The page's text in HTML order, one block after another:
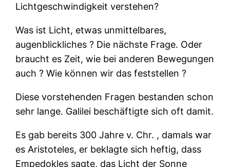
Lichtgeschwindigkeit verstehen?
Was ist Licht, etwas unmittelbares,
augenblickliches ? Die nächste Frage. Oder
braucht es Zeit, wie bei anderen Bewegungen
auch ? Wie können wir das feststellen ?
Diese vorstehenden Fragen bestanden schon
sehr lange. Galilei beschäftigte sich oft damit.
Es gab bereits 300 Jahre v. Chr. , damals war
es Aristoteles, er beklagte sich heftig, dass
Empedokles sagte, das Licht der Sonne